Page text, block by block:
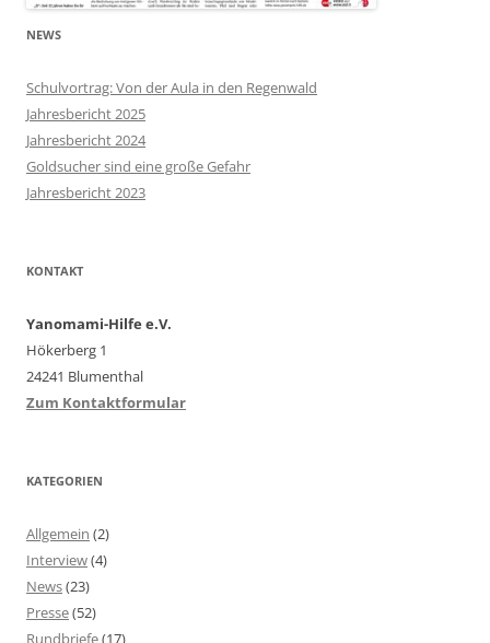
NEWS
Schulvortrag: Von der Aula in den Regenwald
Jahresbericht 2025
Jahresbericht 2024
Goldsucher sind eine große Gefahr
Jahresbericht 2023
KONTAKT
Yanomami-Hilfe e.V.
Hökerberg 1
24241 Blumenthal
Zum Kontaktformular
KATEGORIEN
Allgemein (2)
Interview(4)
News(23)
Presse(52)